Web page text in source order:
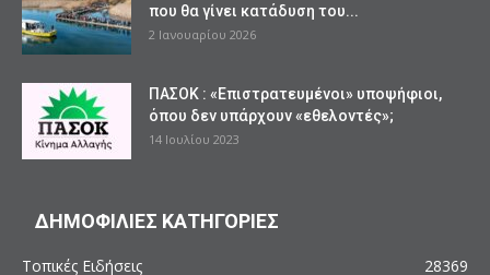
που θα γίνει κατάδυση του...
2 Ιανουαρίου 2026
ΠΑΣΟΚ : «Επιστρατευμένοι» υποψήφιοι,
όπου δεν υπάρχουν «εθελοντές»;
14 Ιουλίου 2023
ΔΗΜΟΦΙΛΙΕΣ ΚΑΤΗΓΟΡΙΕΣ
Τοπικές Ειδήσεις 28369